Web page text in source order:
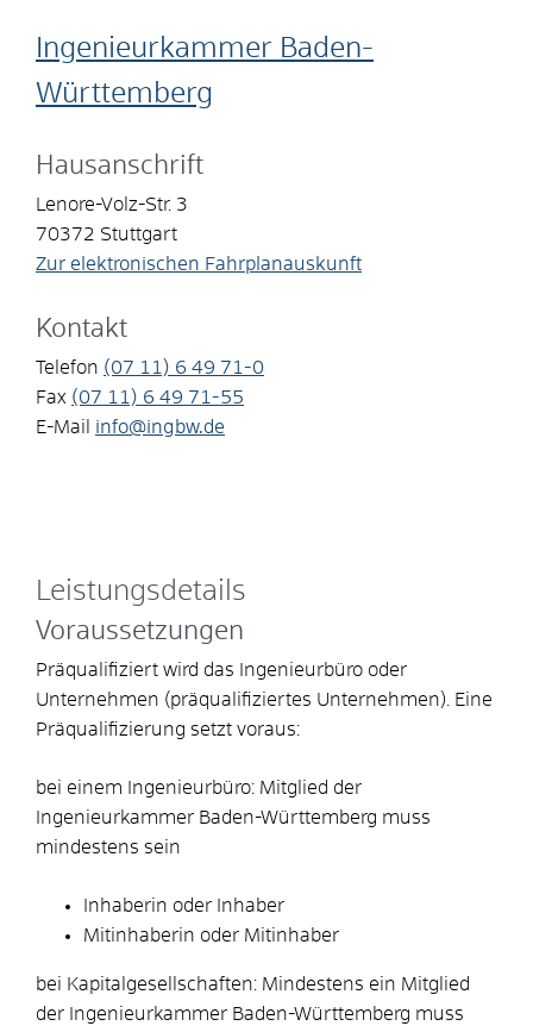
Ingenieurkammer Baden-
Württemberg
Hausanschrift
Lenore-Volz-Str. 3
70372 Stuttgart
Zur elektronischen Fahrplanauskunft
Kontakt
Telefon (07 11) 6 49 71-0
Fax (07 11) 6 49 71-55
E-Mail
info@ingbw.de
Leistungsdetails
Voraussetzungen
Präqualifiziert wird das Ingenieurbüro oder
Unternehmen (präqualifiziertes Unternehmen). Eine
Präqualifizierung setzt voraus:
bei einem Ingenieurbüro: Mitglied der
Ingenieurkammer Baden-Württemberg muss
mindestens sein
Inhaberin oder Inhaber
Mitinhaberin oder Mitinhaber
bei Kapitalgesellschaften: Mindestens ein Mitglied
der Ingenieurkammer Baden-Württemberg muss